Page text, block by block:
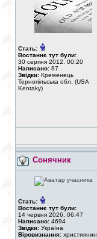
Стать:
Востаннє тут були:
30 серпня 2012, 00:20
Написано: 87
Звідки: Кременець
Тернопільська обл. (USA
Kentaky)
Сонячник
Стать:
Востаннє тут були:
14 червня 2026, 06:47
Написано: 4694
Звідки: Україна
Віровизнання: християнин